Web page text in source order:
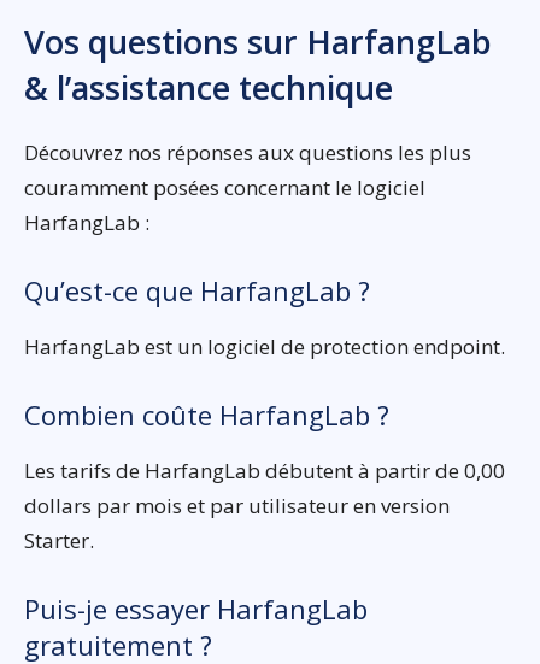
Vos questions sur HarfangLab
& l’assistance technique
Découvrez nos réponses aux questions les plus
couramment posées concernant le logiciel
HarfangLab :
Qu’est-ce que HarfangLab ?
HarfangLab est un logiciel de protection endpoint.
Combien coûte HarfangLab ?
Les tarifs de HarfangLab débutent à partir de 0,00
dollars par mois et par utilisateur en version
Starter.
Puis-je essayer HarfangLab
gratuitement ?